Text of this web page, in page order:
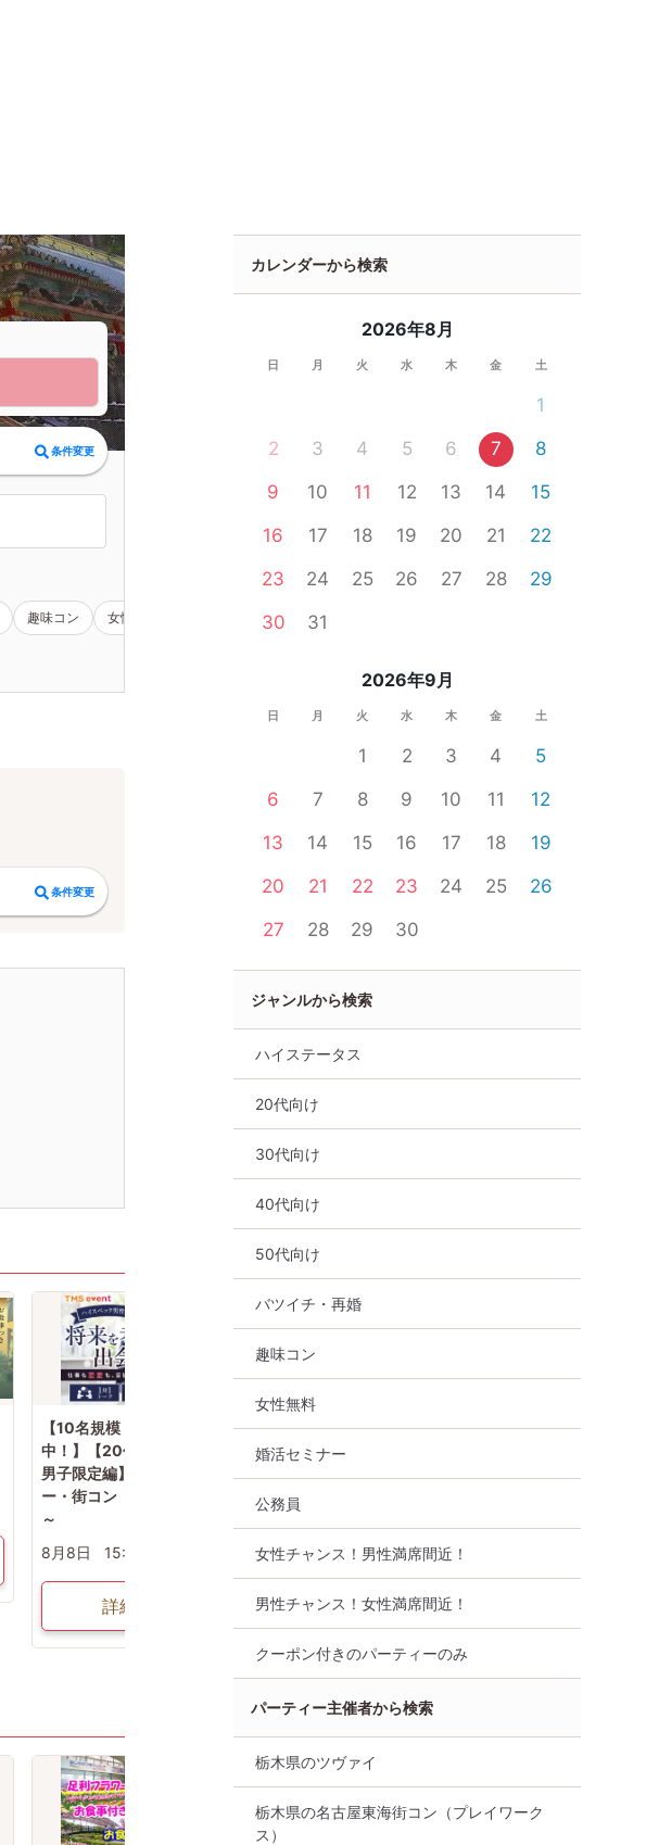
条件変更
趣味コン 女性無料 婚活セミナー 一人参加限定
条件変更
【10名規模！ 男性ご予約先行
中！】【20代限定×ハイスペ
男子限定編】婚活パーティ
ー・街コン ～真剣な出会い
～
8月8日
15:15〜
詳細を見る
【初心者向け☆】まもなく！
完売間近！！男性・女性残り
囲気わかる動画紹介中】週末
8月8日
16:00〜 宇都宮市
詳細を見る
女性満員、予約
8月8日
カレンダーから検索
2026年8月
日 月 火 水 木 金 土
1
2
3 4 5 6 7
8
9
10 11 12 13 14
15
16
17 18 19 20 21
22
23
24 25 26 27 28
29
30
31
2026年9月
日 月 火 水 木 金 土
1 2 3 4
5
6
7 8 9 10 11
12
13
14 15 16 17 18
19
20
21 22 23 24 25
26
27
28 29 30
ジャンルから検索
ハイステータス
20代向け
30代向け
40代向け
50代向け
バツイチ・再婚
趣味コン
女性無料
婚活セミナー
公務員
女性チャンス！男性満席間近！
男性チャンス！女性満席間近！
クーポン付きのパーティーのみ
パーティー主催者から検索
栃木県のツヴァイ
栃木県の名古屋東海街コン（プレイワーク
ス）